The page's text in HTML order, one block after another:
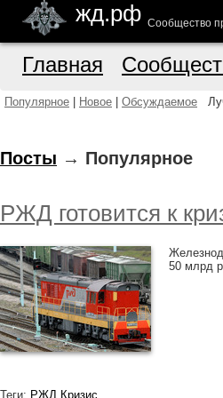
жд.рф Сообщество
Главная
Популярное Новое Обсуждаемое
Посты → Популярное
РЖД готовится к
50 млрд
Теги: РЖД Кризис